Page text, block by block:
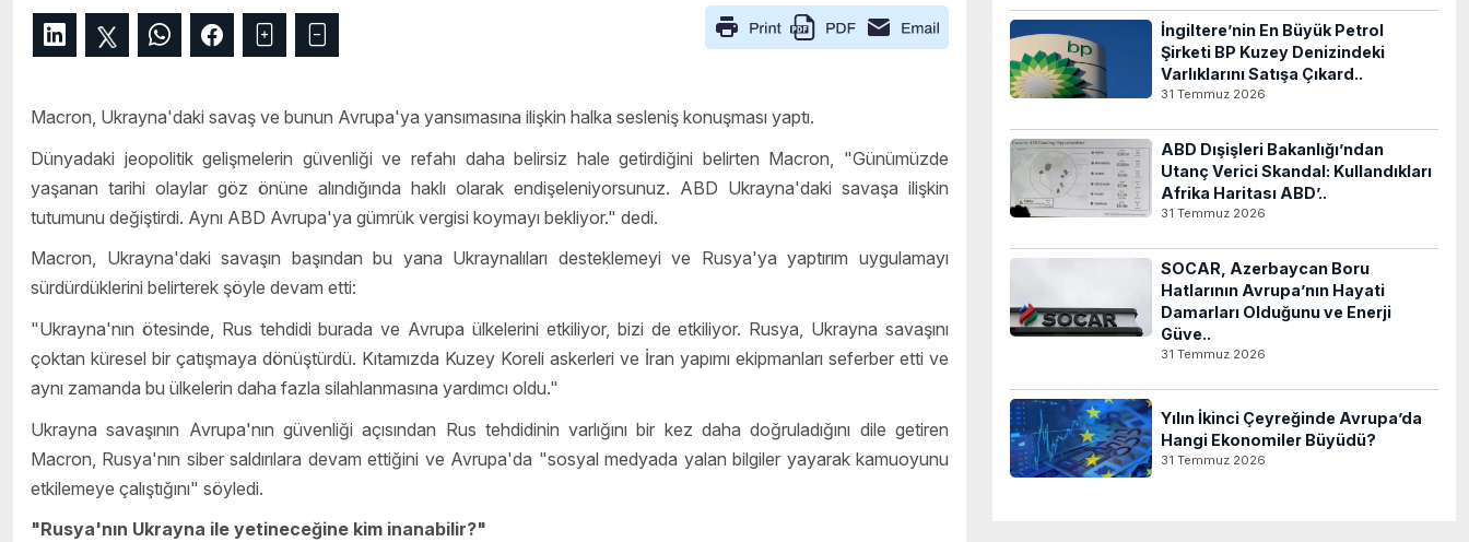
Macron, Ukrayna'daki savaş ve bunun Avrupa'ya yansımasına ilişkin halka sesleniş konuşması yaptı.
Dünyadaki jeopolitik gelişmelerin güvenliği ve refahı daha belirsiz hale getirdiğini belirten Macron, "Günümüzde
yaşanan tarihi olaylar göz önüne alındığında haklı olarak endişeleniyorsunuz. ABD Ukrayna'daki savaşa ilişkin
tutumunu değiştirdi. Aynı ABD Avrupa'ya gümrük vergisi koymayı bekliyor." dedi.
Macron, Ukrayna'daki savaşın başından bu yana Ukraynalıları desteklemeyi ve Rusya'ya yaptırım uygulamayı
sürdürdüklerini belirterek şöyle devam etti:
"Ukrayna'nın ötesinde, Rus tehdidi burada ve Avrupa ülkelerini etkiliyor, bizi de etkiliyor. Rusya, Ukrayna savaşını
çoktan küresel bir çatışmaya dönüştürdü. Kıtamızda Kuzey Koreli askerleri ve İran yapımı ekipmanları seferber etti ve
aynı zamanda bu ülkelerin daha fazla silahlanmasına yardımcı oldu."
Ukrayna savaşının Avrupa'nın güvenliği açısından Rus tehdidinin varlığını bir kez daha doğruladığını dile getiren
Macron, Rusya'nın siber saldırılara devam ettiğini ve Avrupa'da "sosyal medyada yalan bilgiler yayarak kamuoyunu
etkilemeye çalıştığını" söyledi.
"Rusya'nın Ukrayna ile yetineceğine kim inanabilir?"
İngiltere’nin En Büyük Petrol
Şirketi BP Kuzey Denizindeki
Varlıklarını Satışa Çıkard..
31 Temmuz 2026
ABD Dışişleri Bakanlığı’ndan
Utanç Verici Skandal: Kullandıkları
Afrika Haritası ABD’..
31 Temmuz 2026
SOCAR, Azerbaycan Boru
Hatlarının Avrupa’nın Hayati
Damarları Olduğunu ve Enerji
Güve..
31 Temmuz 2026
Yılın İkinci Çeyreğinde Avrupa’da
Hangi Ekonomiler Büyüdü?
31 Temmuz 2026